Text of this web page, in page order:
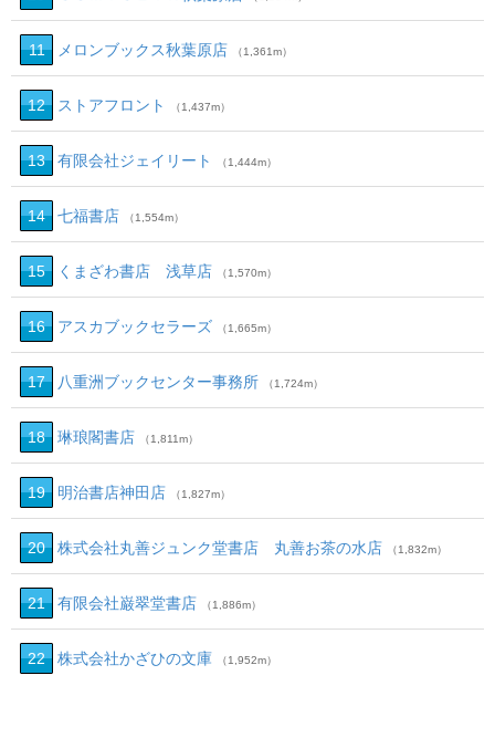
11 メロンブックス秋葉原店 （1,361m）
12 ストアフロント （1,437m）
13 有限会社ジェイリート （1,444m）
14 七福書店 （1,554m）
15 くまざわ書店 浅草店 （1,570m）
16 アスカブックセラーズ （1,665m）
17 八重洲ブックセンター事務所 （1,724m）
18 琳琅閣書店 （1,811m）
19 明治書店神田店 （1,827m）
20 株式会社丸善ジュンク堂書店 丸善お茶の水店 （1,832m）
21 有限会社巌翠堂書店 （1,886m）
22 株式会社かざひの文庫 （1,952m）